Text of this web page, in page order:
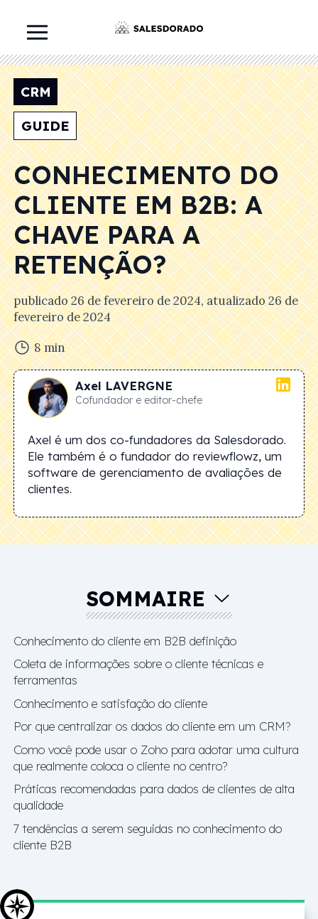
CRM
GUIDE
CONHECIMENTO DO
CLIENTE EM B2B: A
CHAVE PARA A
RETENÇÃO?
publicado26 de fevereiro de 2024, atualizado26 de
fevereiro de 2024
8 min
Axel LAVERGNE
Cofundador e editor-chefe
Axel é um dos co-fundadores da Salesdorado.
Ele também é o fundador do reviewflowz, um
software de gerenciamento de avaliações de
clientes.
SOMMAIRE
Conhecimento do cliente em B2B definição
Coleta de informações sobre o cliente técnicas e
ferramentas
Conhecimento e satisfação do cliente
Por que centralizar os dados do cliente em um CRM?
Como você pode usar o Zoho para adotar uma cultura
que realmente coloca o cliente no centro?
Práticas recomendadas para dados de clientes de alta
qualidade
7 tendências a serem seguidas no conhecimento do
cliente B2B